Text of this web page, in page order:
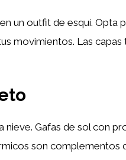
un outfit de esquí. Opta
movimientos. Las
nieve. Gafas de sol con
son complementos